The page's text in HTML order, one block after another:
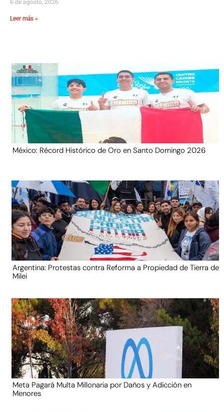
Leer más »
México: Récord Histórico de Oro en Santo Domingo 2026
Argentina: Protestas contra Reforma a Propiedad de Tierra de
Milei
Meta Pagará Multa Millonaria por Daños y Adicción en
Menores